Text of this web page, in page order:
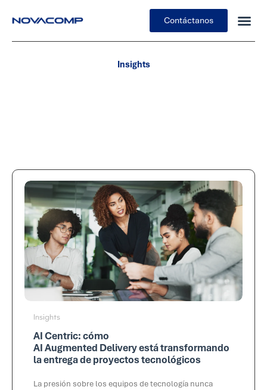
Contáctanos
Insights
Insights
AI Centric: cómo
AI Augmented Delivery está transformando
la entrega de proyectos tecnológicos
La presión sobre los equipos de tecnología nunca